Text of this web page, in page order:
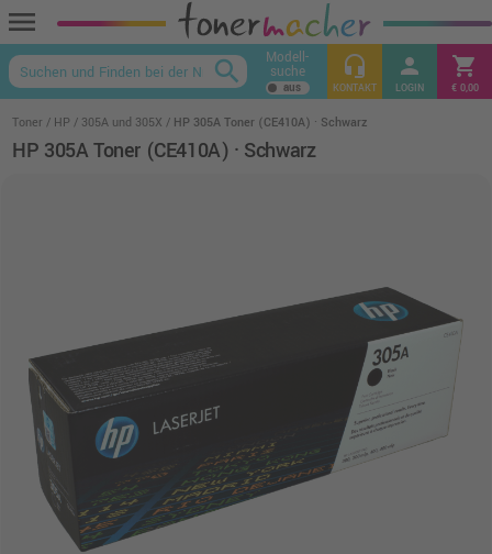
menu
keyboard_arrow_up
search Modell-
suche headset_mic
KONTAKT
person
LOGIN
shopping_cart
€ 0,00
Toner HP 305A und 305X HP 305A Toner (CE410A) · Schwarz
HP 305A Toner (CE410A) · Schwarz